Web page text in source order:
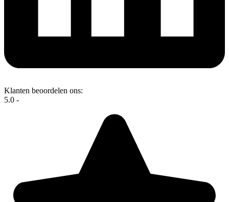
Klanten beoordelen ons:
5.0 -